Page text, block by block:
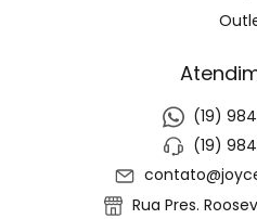
(19)
(19)
Rua Pres.